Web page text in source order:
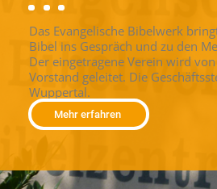
Das Evangelische Bibelwerk
Bibel ins Gespräch und zu den
Der eingetragene Verein wird
Vorstand geleitet. Die
Wuppertal.
Mehr erfahren